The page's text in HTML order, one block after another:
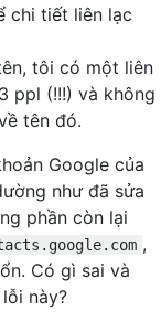
chi tiết liên lạc
tôi có một liên
ppl (!!!) và không
tên đó.
Google của
như đã sửa
phần còn lại
,
Có gì sai và
này?